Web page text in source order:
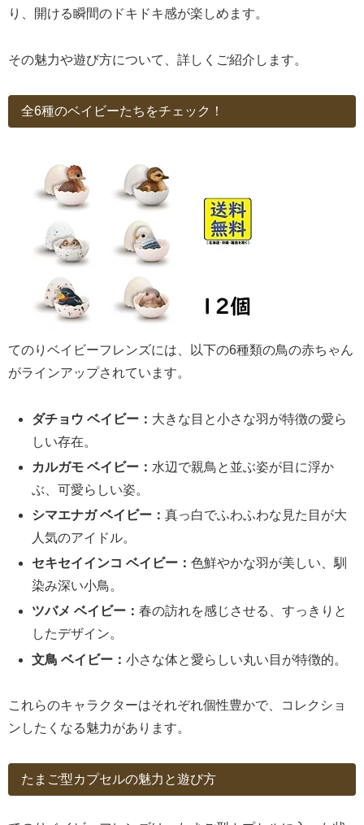
り、開ける瞬間のドキドキ感が楽しめます。
その魅力や遊び方について、詳しくご紹介します。
全6種のベイビーたちをチェック！
てのりベイビーフレンズには、以下の6種類の鳥の赤ちゃん
がラインアップされています。
ダチョウ ベイビー： 大きな目と小さな羽が特徴の愛ら
しい存在。
カルガモ ベイビー： 水辺で親鳥と並ぶ姿が目に浮か
ぶ、可愛らしい姿。
シマエナガ ベイビー：真っ白でふわふわな見た目が大
人気のアイドル。
セキセイインコ ベイビー：色鮮やかな羽が美しい、馴
染み深い小鳥。
ツバメ ベイビー：春の訪れを感じさせる、すっきりと
したデザイン。
文鳥 ベイビー：小さな体と愛らしい丸い目が特徴的。
これらのキャラクターはそれぞれ個性豊かで、コレクショ
ンしたくなる魅力があります。
たまご型カプセルの魅力と遊び方